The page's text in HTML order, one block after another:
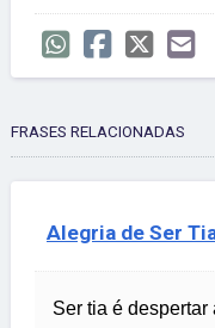
FRASES RELACIONADAS
Alegria de Ser
Ser tia é